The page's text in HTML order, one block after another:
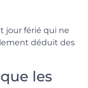
jour férié qui ne
déduit des
les